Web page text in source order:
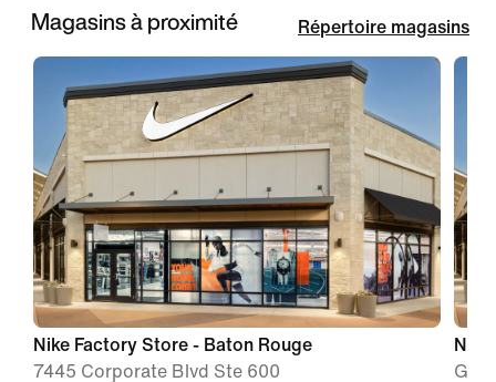
Magasins à proximité Répertoire magasins
Nike Factory Store - Baton Rouge
7445 Corporate Blvd Ste 600